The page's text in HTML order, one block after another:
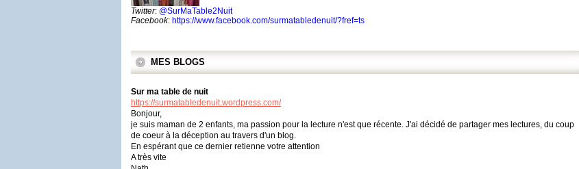
Twitter: @SurMaTable2Nuit
Facebook: https://www.facebook.com/surmatabledenuit/?fref=ts
MES BLOGS
Sur ma table de nuit
https://surmatabledenuit.wordpress.com/
Bonjour,
je suis maman de 2 enfants, ma passion pour la lecture n'est que récente. J'ai décidé de partager mes lectures, du coup
de coeur à la déception au travers d'un blog.
En espérant que ce dernier retienne votre attention
A très vite